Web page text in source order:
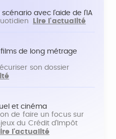
avec l'aide de l'IA
Lire l'actualité
de long métrage
son dossier
et cinéma
de faire un focus sur
du Crédit d'Impôt
l'actualité